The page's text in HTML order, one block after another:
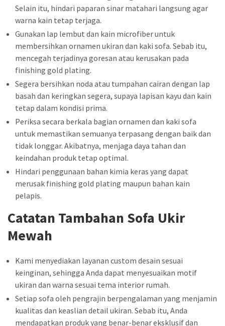
Selain itu, hindari paparan sinar matahari langsung agar
warna kain tetap terjaga.
Gunakan lap lembut dan kain microfiber untuk
membersihkan ornamen ukiran dan kaki sofa. Sebab itu,
mencegah terjadinya goresan atau kerusakan pada
finishing gold plating.
Segera bersihkan noda atau tumpahan cairan dengan lap
basah dan keringkan segera, supaya lapisan kayu dan kain
tetap dalam kondisi prima.
Periksa secara berkala bagian ornamen dan kaki sofa
untuk memastikan semuanya terpasang dengan baik dan
tidak longgar. Akibatnya, menjaga daya tahan dan
keindahan produk tetap optimal.
Hindari penggunaan bahan kimia keras yang dapat
merusak finishing gold plating maupun bahan kain
pelapis.
Catatan Tambahan Sofa Ukir
Mewah
Kami menyediakan layanan custom desain sesuai
keinginan, sehingga Anda dapat menyesuaikan motif
ukiran dan warna sesuai tema interior rumah.
Setiap sofa oleh pengrajin berpengalaman yang menjamin
kualitas dan keaslian detail ukiran. Sebab itu, Anda
mendapatkan produk yang benar-benar eksklusif dan